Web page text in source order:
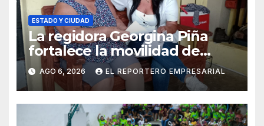
ESTADO Y CIUDAD
La regidora Georgina Piña
fortalece la movilidad de
adultos mayores con la
entrega de aparatos
ortopédicos
AGO 6, 2026 EL REPORTERO EMPRESARIAL